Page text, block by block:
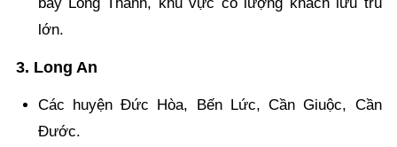
lớn.
3. Long An
Các huyện Đức Hòa, Bến Lức, Cần Giuộc, Cần
Đước.